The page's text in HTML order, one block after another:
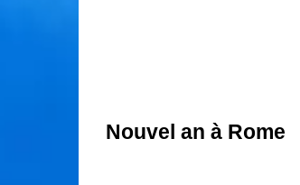
Nouvel an à Rome